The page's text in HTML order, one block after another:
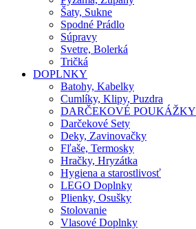
Šaty, Sukne
Spodné Prádlo
Súpravy
Svetre, Bolerká
Tričká
DOPLNKY
Batohy, Kabelky
Cumlíky, Klipy, Puzdra
DARČEKOVÉ POUKÁŽKY
Darčekové Sety
Deky, Zavinovačky
Fľaše, Termosky
Hračky, Hryzátka
Hygiena a starostlivosť
LEGO Doplnky
Plienky, Osušky
Stolovanie
Vlasové Doplnky